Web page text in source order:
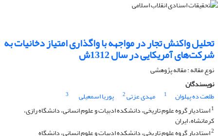
تحلیل واکنش تجار در مواجهه با واگذاری امتیاز دخانیات به
شرکت‌های آمریکایی در سال 1312ش
نوع مقاله : مقاله پژوهشی
نویسندگان
طلعت ده پهلوان
1 مهدی عزتی2 پوریا اسمعیلی
3
1استادیار گروه علوم تاریخی، دانشکده ادبیات و علوم انسانی، دانشگاه رازی،
کرمانشاه، ایران
2استادیار گروه علوم تاریخی، دانشکده ادبیات و علوم انسانی، دانشگاه